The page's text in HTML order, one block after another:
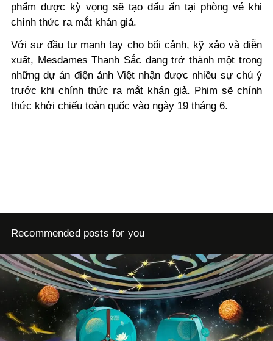
phẩm được kỳ vọng sẽ tạo dấu ấn tại phòng vé khi
chính thức ra mắt khán giả.
Với sự đầu tư mạnh tay cho bối cảnh, kỹ xảo và diễn
xuất, Mesdames Thanh Sắc đang trở thành một trong
những dự án điện ảnh Việt nhận được nhiều sự chú ý
trước khi chính thức ra mắt khán giả. Phim sẽ chính
thức khởi chiếu toàn quốc vào ngày 19 tháng 6.
Recommended posts for you